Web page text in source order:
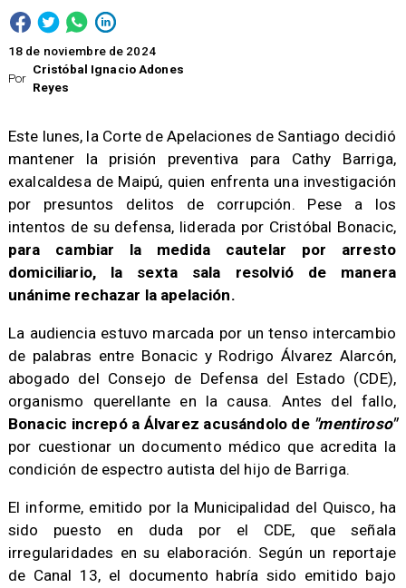
Por
Cristóbal Ignacio Adones
Reyes
18 de noviembre de 2024
Este lunes, la Corte de Apelaciones de Santiago decidió
mantener la prisión preventiva para Cathy Barriga,
exalcaldesa de Maipú, quien enfrenta una investigación
por presuntos delitos de corrupción. Pese a los
intentos de su defensa, liderada por Cristóbal Bonacic,
para cambiar la medida cautelar por arresto
domiciliario, la sexta sala resolvió de manera
unánime rechazar la apelación.
La audiencia estuvo marcada por un tenso intercambio
de palabras entre Bonacic y Rodrigo Álvarez Alarcón,
abogado del Consejo de Defensa del Estado (CDE),
organismo querellante en la causa. Antes del fallo,
Bonacic increpó a Álvarez acusándolo de"mentiroso"
por cuestionar un documento médico que acredita la
condición de espectro autista del hijo de Barriga.
El informe, emitido por la Municipalidad del Quisco, ha
sido puesto en duda por el CDE, que señala
irregularidades en su elaboración. Según un reportaje
de Canal 13, el documento habría sido emitido bajo